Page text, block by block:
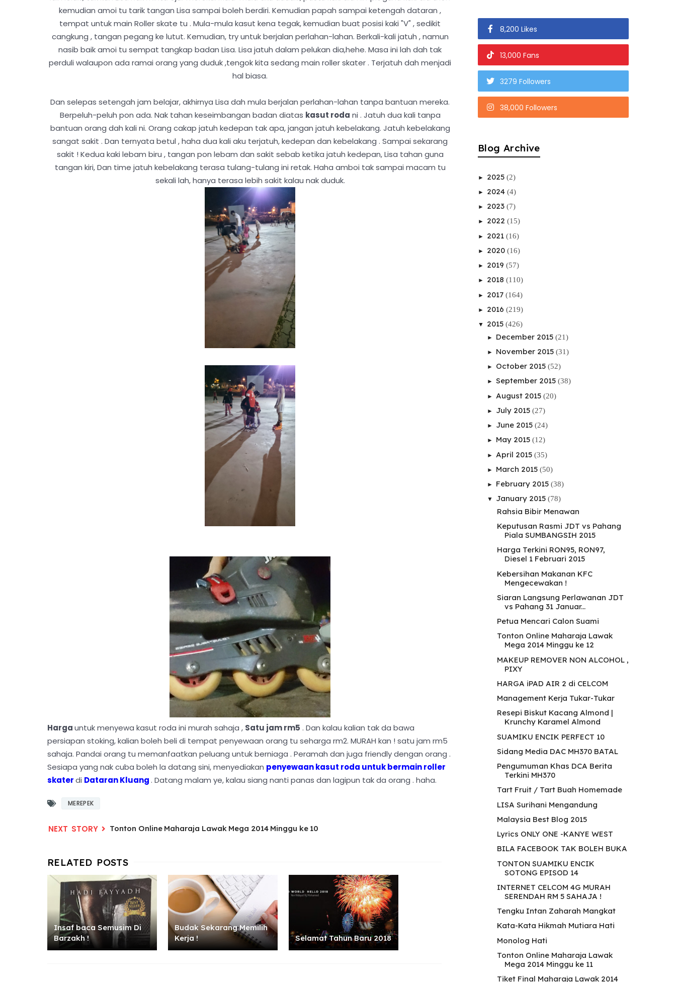
kemudian amoi tu tarik tangan Lisa sampai boleh berdiri. Kemudian papah sampai ketengah dataran ,
tempat untuk main Roller skate tu . Mula-mula kasut kena tegak, kemudian buat posisi kaki "V" , sedikit
cangkung , tangan pegang ke lutut. Kemudian, try untuk berjalan perlahan-lahan. Berkali-kali jatuh , namun
nasib baik amoi tu sempat tangkap badan Lisa. Lisa jatuh dalam pelukan dia,hehe. Masa ini lah dah tak
perduli walaupon ada ramai orang yang duduk ,tengok kita sedang main roller skater . Terjatuh dah menjadi
hal biasa.
Dan selepas setengah jam belajar, akhirnya Lisa dah mula berjalan perlahan-lahan tanpa bantuan mereka.
Berpeluh-peluh pon ada. Nak tahan keseimbangan badan diatas kasut roda ni . Jatuh dua kali tanpa
bantuan orang dah kali ni. Orang cakap jatuh kedepan tak apa, jangan jatuh kebelakang. Jatuh kebelakang
sangat sakit . Dan ternyata betul , haha dua kali aku terjatuh, kedepan dan kebelakang . Sampai sekarang
sakit ! Kedua kaki lebam biru , tangan pon lebam dan sakit sebab ketika jatuh kedepan, Lisa tahan guna
tangan kiri, Dan time jatuh kebelakang terasa tulang-tulang ini retak. Haha amboi tak sampai macam tu
sekali lah, hanya terasa lebih sakit kalau nak duduk.
Hargauntuk menyewa kasut roda ini murah sahaja , Satu jam rm5 . Dan kalau kalian tak da bawa
persiapan stoking, kalian boleh beli di tempat penyewaan orang tu seharga rm2. MURAH kan ! satu jam rm5
sahaja. Pandai orang tu memanfaatkan peluang untuk berniaga . Peramah dan juga friendly dengan orang .
Sesiapa yang nak cuba boleh la datang sini, menyediakan penyewaan kasut roda untuk bermain roller
skaterdi Dataran Kluang. Datang malam ye, kalau siang nanti panas dan lagipun tak da orang . haha.
MEREPEK
Tonton Online Maharaja Lawak Mega 2014 Minggu ke 10
Insaf baca Semusim Di
Barzakh !
Budak Sekarang Memilih
Kerja !
Selamat Tahun Baru 2018
8,200 Likes
13,000 Fans
3279 Followers
38,000 Followers
Blog Archive
► 2025 (2)
► 2024 (4)
► 2023 (7)
► 2022 (15)
► 2021 (16)
► 2020 (16)
► 2019 (57)
► 2018 (110)
► 2017 (164)
► 2016 (219)
▼ 2015 (426)
► December 2015 (21)
► November 2015 (31)
► October 2015 (52)
► September 2015 (38)
► August 2015 (20)
► July 2015 (27)
► June 2015 (24)
► May 2015 (12)
► April 2015 (35)
► March 2015 (50)
► February 2015 (38)
▼ January 2015 (78)
Rahsia Bibir Menawan
Keputusan Rasmi JDT vs Pahang
Piala SUMBANGSIH 2015
Harga Terkini RON95, RON97,
Diesel 1 Februari 2015
Kebersihan Makanan KFC
Mengecewakan !
Siaran Langsung Perlawanan JDT
vs Pahang 31 Januar...
Petua Mencari Calon Suami
Tonton Online Maharaja Lawak
Mega 2014 Minggu ke 12
MAKEUP REMOVER NON ALCOHOL ,
PIXY
HARGA iPAD AIR 2 di CELCOM
Management Kerja Tukar-Tukar
Resepi Biskut Kacang Almond |
Krunchy Karamel Almond
SUAMIKU ENCIK PERFECT 10
Sidang Media DAC MH370 BATAL
Pengumuman Khas DCA Berita
Terkini MH370
Tart Fruit / Tart Buah Homemade
LISA Surihani Mengandung
Malaysia Best Blog 2015
Lyrics ONLY ONE -KANYE WEST
BILA FACEBOOK TAK BOLEH BUKA
TONTON SUAMIKU ENCIK
SOTONG EPISOD 14
INTERNET CELCOM 4G MURAH
SERENDAH RM 5 SAHAJA !
Tengku Intan Zaharah Mangkat
Kata-Kata Hikmah Mutiara Hati
Monolog Hati
Tonton Online Maharaja Lawak
Mega 2014 Minggu ke 11
Tiket Final Maharaja Lawak 2014